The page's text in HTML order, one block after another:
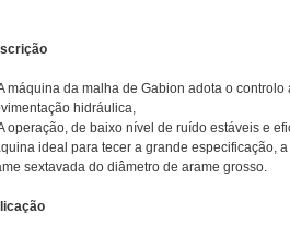
máquina da malha de Gabion adota o controlo
hidráulica,
operação, de baixo nível de ruído estáveis e
ideal para tecer a grande especificação,
sextavada do diâmetro de arame grosso.